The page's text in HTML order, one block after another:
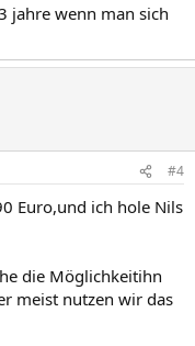
jahre wenn man sich
#4
Euro,und ich hole Nils
die Möglichkeitihn
meist nutzen wir das